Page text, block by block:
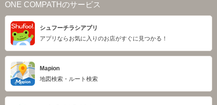
ONE COMPATHのサービス
シュフーチラシアプリ
アプリならお気に入りのお店がすぐに見つかる！
Mapion
地図検索・ルート検索